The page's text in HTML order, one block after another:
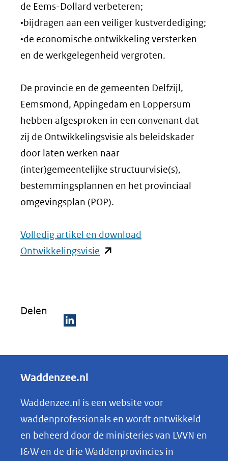
de Eems-Dollard verbeteren;
•bijdragen aan een veiliger kustverdediging;
•de economische ontwikkeling versterken
en de werkgelegenheid vergroten.
De provincie en de gemeenten Delfzijl,
Eemsmond, Appingedam en Loppersum
hebben afgesproken in een convenant dat
zij de Ontwikkelingsvisie als beleidskader
door laten werken naar
(inter)gemeentelijke structuurvisie(s),
bestemmingsplannen en het provinciaal
omgevingsplan (POP).
Volledig artikel en download
Ontwikkelingsvisie (opent
Delen
e
e
n
o
p
Waddenzee.nl
Waddenzee.nl is een website voor
waddenprofessionals en wordt ontwikkeld
en beheerd door de ministeries van LVVN en
I&W en de drie Waddenprovincies in